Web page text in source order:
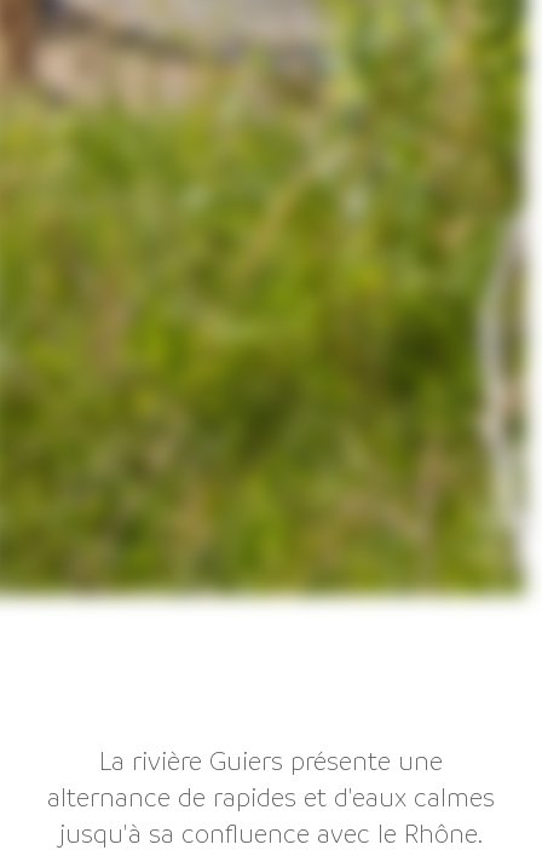
La rivière Guiers présente une
alternance de rapides et d'eaux calmes
jusqu'à sa confluence avec le Rhône.